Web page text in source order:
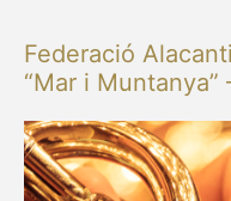
Federació
“Mar i Muntanya”